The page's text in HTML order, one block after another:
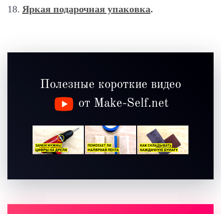
Яркая подарочная упаковка.
Полезные короткие видео
от Make-Self.net